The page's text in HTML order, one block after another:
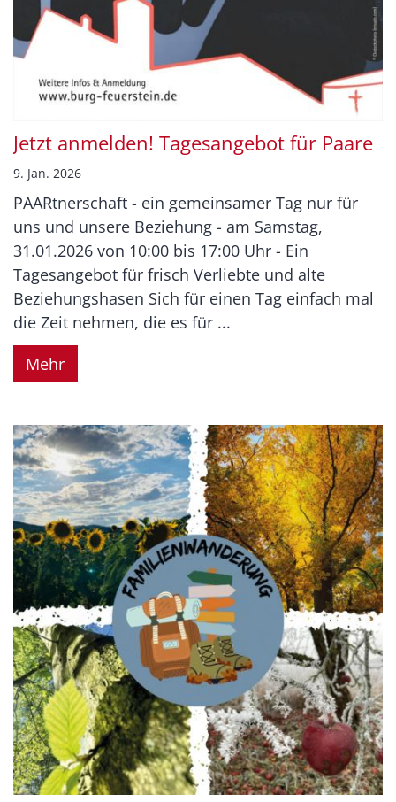
Jetzt anmelden! Tagesangebot für Paare
9. Jan. 2026
PAARtnerschaft - ein gemeinsamer Tag nur für
uns und unsere Beziehung - am Samstag,
31.01.2026 von 10:00 bis 17:00 Uhr - Ein
Tagesangebot für frisch Verliebte und alte
Beziehungshasen Sich für einen Tag einfach mal
die Zeit nehmen, die es für ...
Mehr